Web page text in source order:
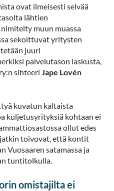
ovat ilmeisesti selvää
lähtien
muun muassa
sekoittuvat yritysten
juuri
palvelutason laskusta,
sihteeri Jape Lovén
kuvatun kaltaista
kuljetusyrityksiä kohtaan ei
ollut edes
toivovat, että kontit
Vuosaaren satamassa ja
tuntitolkulla.
omistajilta ei